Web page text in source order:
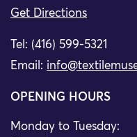
Get Directions
Tel: (416) 599-5321
Email:
OPENING HOURS
Monday to Tuesday: